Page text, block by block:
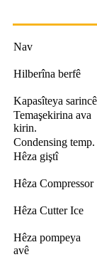
Nav
Hilberîna berfê
Kapasîteya sarincê
Temaşekirina ava
kirin.
Condensing temp.
Hêza giştî
Hêza Compressor
Hêza Cutter Ice
Hêza pompeya
avê